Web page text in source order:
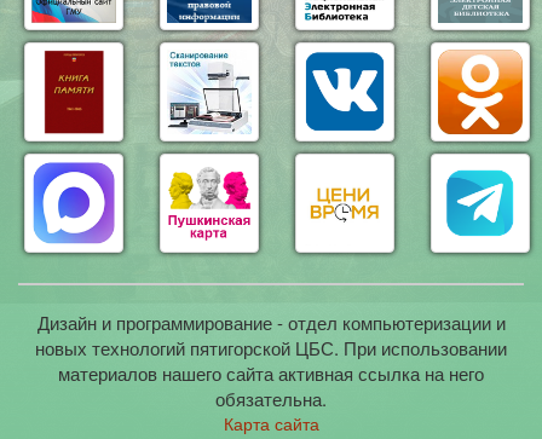
Дизайн и программирование - отдел компьютеризации и
новых технологий пятигорской ЦБС. При использовании
материалов нашего сайта активная ссылка на него
обязательна.
Карта сайта